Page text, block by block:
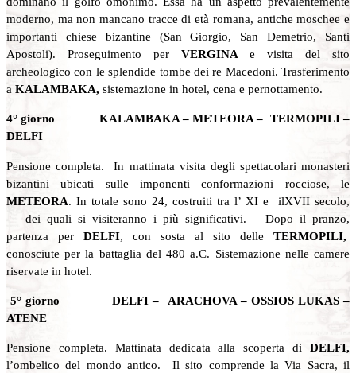
moderno, ma non mancano tracce di età romana, antiche moschee e
importanti chiese bizantine (San Giorgio, San Demetrio, Santi
Apostoli). Proseguimento per VERGINA e visita del sito
archeologico con le splendide tombe dei re Macedoni. Trasferimento
a KALAMBAKA, sistemazione in hotel, cena e pernottamento.
4° giorno KALAMBAKA – METEORA – TERMOPILI –
DELFI
Pensione completa. In mattinata visita degli spettacolari monasteri
bizantini ubicati sulle imponenti conformazioni rocciose, le
METEORA. In totale sono 24, costruiti tra l’ XI e ilXVII secolo,
dei quali si visiteranno i più significativi. Dopo il pranzo,
partenza per DELFI, con sosta al sito delle TERMOPILI,
conosciute per la battaglia del 480 a.C. Sistemazione nelle camere
riservate in hotel.
5° giorno DELFI – ARACHOVA – OSSIOS LUKAS –
ATENE
Pensione completa. Mattinata dedicata alla scoperta di DELFI,
l’ombelico del mondo antico. Il sito comprende la Via Sacra, il